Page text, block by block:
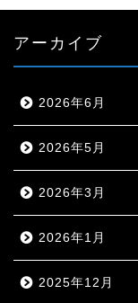
アーカイブ
2026年6月
2026年5月
2026年3月
2026年1月
2025年12月